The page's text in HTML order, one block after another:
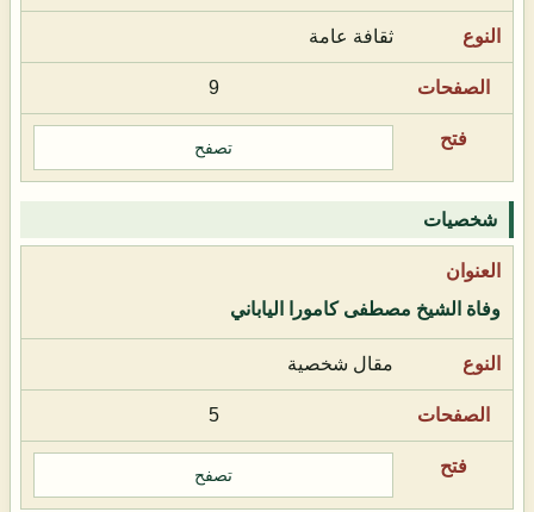
ثقافة عامة
9
تصفح
شخصيات
وفاة الشيخ مصطفى كامورا الياباني
مقال شخصية
5
تصفح